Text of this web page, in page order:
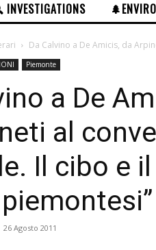
INVESTIGATIONS
Da Calvino a De Amicis, da
Piemonte
a De
al
Il cibo e
26 Agosto 2011